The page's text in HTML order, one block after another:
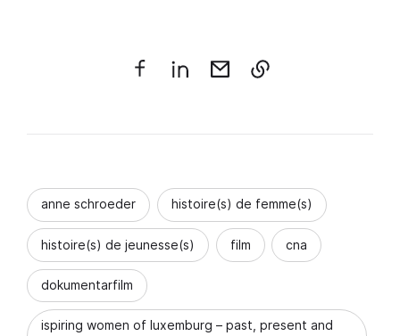
anne schroeder histoire(s) de femme(s)
histoire(s) de jeunesse(s) film cna
dokumentarfilm
ispiring women of luxemburg – past, present and